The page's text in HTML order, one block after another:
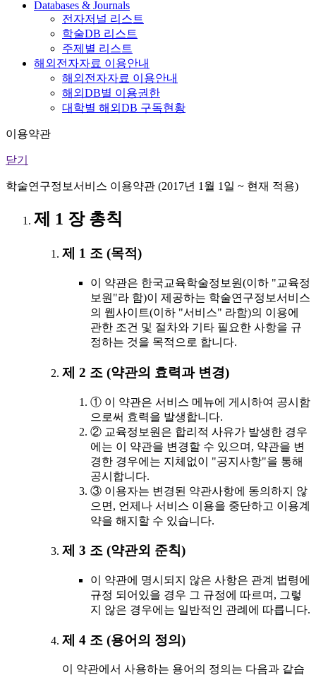
Databases & Journals
전자저널 리스트
학술DB 리스트
주제별 리스트
해외전자자료 이용안내
해외전자자료 이용안내
해외DB별 이용권한
대학별 해외DB 구독현황
이용약관
닫기
학술연구정보서비스 이용약관 (2017년 1월 1일 ~ 현재 적용)
제 1 장 총칙
제 1 조 (목적)
이 약관은 한국교육학술정보원(이하 "교육정
보원"라 함)이 제공하는 학술연구정보서비스
의 웹사이트(이하 "서비스" 라함)의 이용에
관한 조건 및 절차와 기타 필요한 사항을 규
정하는 것을 목적으로 합니다.
제 2 조 (약관의 효력과 변경)
① 이 약관은 서비스 메뉴에 게시하여 공시함
으로써 효력을 발생합니다.
② 교육정보원은 합리적 사유가 발생한 경우
에는 이 약관을 변경할 수 있으며, 약관을 변
경한 경우에는 지체없이 "공지사항"을 통해
공시합니다.
③ 이용자는 변경된 약관사항에 동의하지 않
으면, 언제나 서비스 이용을 중단하고 이용계
약을 해지할 수 있습니다.
제 3 조 (약관외 준칙)
이 약관에 명시되지 않은 사항은 관계 법령에
규정 되어있을 경우 그 규정에 따르며, 그렇
지 않은 경우에는 일반적인 관례에 따릅니다.
제 4 조 (용어의 정의)
이 약관에서 사용하는 용어의 정의는 다음과 같습